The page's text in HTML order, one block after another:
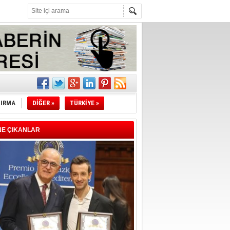
DİĞER » TÜRKİYE »
ÇIKANLAR